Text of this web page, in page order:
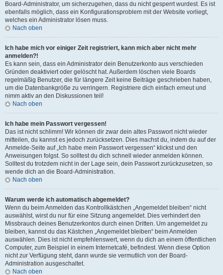
Board-Administrator, um sicherzugehen, dass du nicht gesperrt wurdest. Es ist
ebenfalls möglich, dass ein Konfigurationsproblem mit der Website vorliegt,
welches ein Administrator lösen muss.
Nach oben
Ich habe mich vor einiger Zeit registriert, kann mich aber nicht mehr
anmelden?!
Es kann sein, dass ein Administrator dein Benutzerkonto aus verschieden
Gründen deaktiviert oder gelöscht hat. Außerdem löschen viele Boards
regelmäßig Benutzer, die für längere Zeit keine Beiträge geschrieben haben,
um die Datenbankgröße zu verringern. Registriere dich einfach erneut und
nimm aktiv an den Diskussionen teil!
Nach oben
Ich habe mein Passwort vergessen!
Das ist nicht schlimm! Wir können dir zwar dein altes Passwort nicht wieder
mitteilen, du kannst es jedoch zurücksetzen. Dies machst du, indem du auf der
Anmelde-Seite auf „Ich habe mein Passwort vergessen“ klickst und den
Anweisungen folgst. So solltest du dich schnell wieder anmelden können.
Solltest du trotzdem nicht in der Lage sein, dein Passwort zurückzusetzen, so
wende dich an die Board-Administration.
Nach oben
Warum werde ich automatisch abgemeldet?
Wenn du beim Anmelden das Kontrollkästchen „Angemeldet bleiben“ nicht
auswählst, wirst du nur für eine Sitzung angemeldet. Dies verhindert den
Missbrauch deines Benutzerkontos durch einen Dritten. Um angemeldet zu
bleiben, kannst du das Kästchen „Angemeldet bleiben“ beim Anmelden
auswählen. Dies ist nicht empfehlenswert, wenn du dich an einem öffentlichen
Computer, zum Beispiel in einem Internetcafé, befindest. Wenn diese Option
nicht zur Verfügung steht, dann wurde sie vermutlich von der Board-
Administration ausgeschaltet.
Nach oben